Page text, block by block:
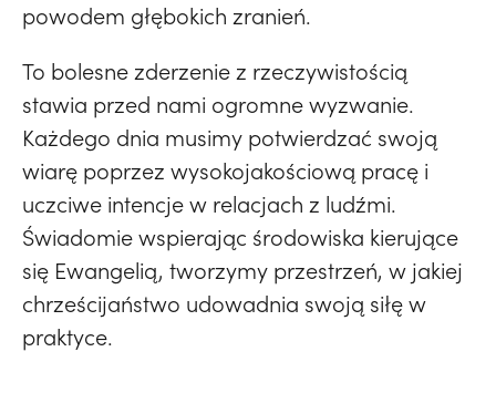
powodem głębokich zranień.
To bolesne zderzenie z rzeczywistością
stawia przed nami ogromne wyzwanie.
Każdego dnia musimy potwierdzać swoją
wiarę poprzez wysokojakościową pracę i
uczciwe intencje w relacjach z ludźmi.
Świadomie wspierając środowiska kierujące
się Ewangelią, tworzymy przestrzeń, w jakiej
chrześcijaństwo udowadnia swoją siłę w
praktyce.